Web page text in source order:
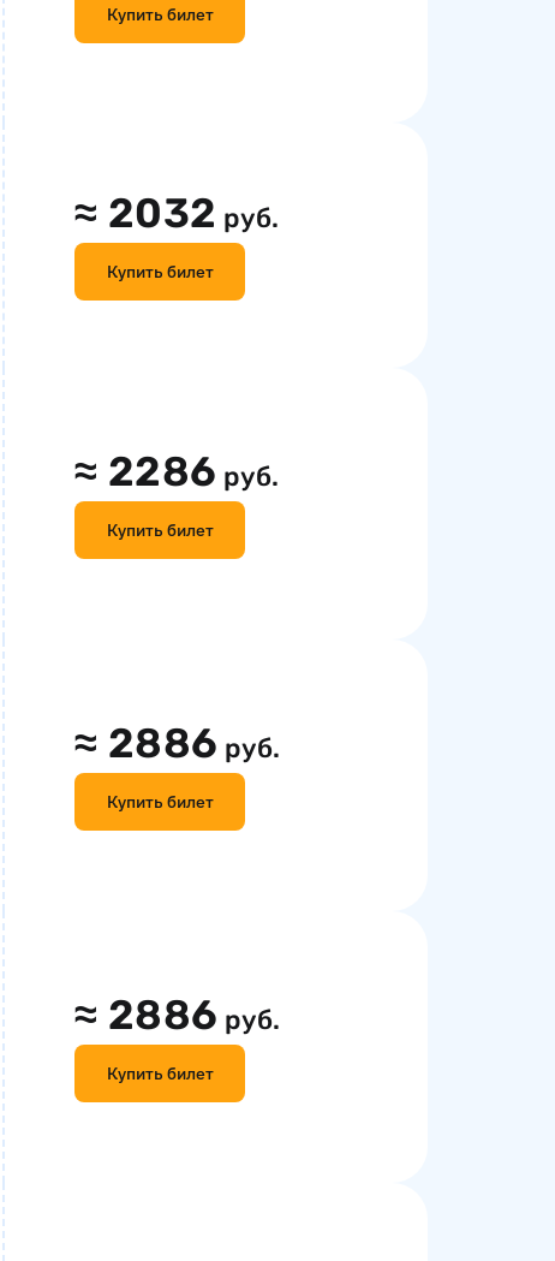
Купить билет
≈ 2032 руб.
Купить билет
≈ 2286 руб.
Купить билет
≈ 2886 руб.
Купить билет
≈ 2886 руб.
Купить билет